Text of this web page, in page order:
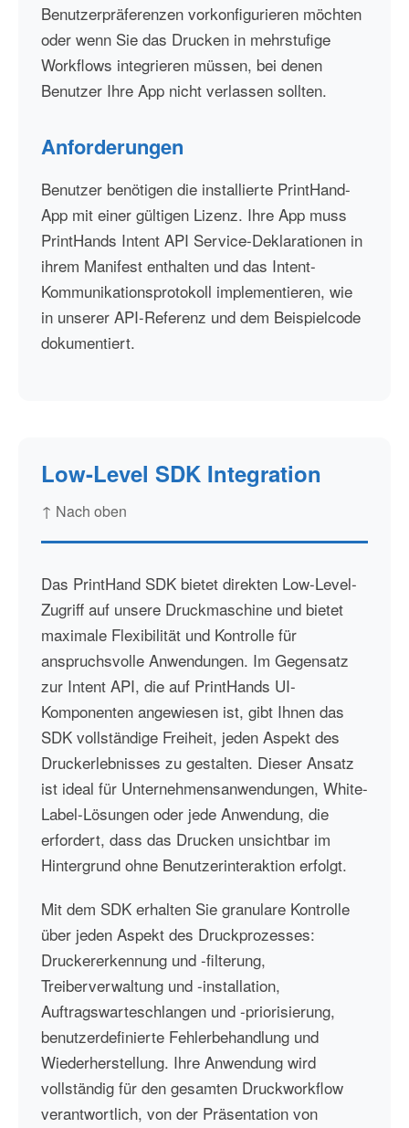
Benutzerpräferenzen vorkonfigurieren möchten
oder wenn Sie das Drucken in mehrstufige
Workflows integrieren müssen, bei denen
Benutzer Ihre App nicht verlassen sollten.
Anforderungen
Benutzer benötigen die installierte PrintHand-
App mit einer gültigen Lizenz. Ihre App muss
PrintHands Intent API Service-Deklarationen in
ihrem Manifest enthalten und das Intent-
Kommunikationsprotokoll implementieren, wie
in unserer API-Referenz und dem Beispielcode
dokumentiert.
Low-Level SDK Integration
↑ Nach oben
Das PrintHand SDK bietet direkten Low-Level-
Zugriff auf unsere Druckmaschine und bietet
maximale Flexibilität und Kontrolle für
anspruchsvolle Anwendungen. Im Gegensatz
zur Intent API, die auf PrintHands UI-
Komponenten angewiesen ist, gibt Ihnen das
SDK vollständige Freiheit, jeden Aspekt des
Druckerlebnisses zu gestalten. Dieser Ansatz
ist ideal für Unternehmensanwendungen, White-
Label-Lösungen oder jede Anwendung, die
erfordert, dass das Drucken unsichtbar im
Hintergrund ohne Benutzerinteraktion erfolgt.
Mit dem SDK erhalten Sie granulare Kontrolle
über jeden Aspekt des Druckprozesses:
Druckererkennung und -filterung,
Treiberverwaltung und -installation,
Auftragswarteschlangen und -priorisierung,
benutzerdefinierte Fehlerbehandlung und
Wiederherstellung. Ihre Anwendung wird
vollständig für den gesamten Druckworkflow
verantwortlich, von der Präsentation von